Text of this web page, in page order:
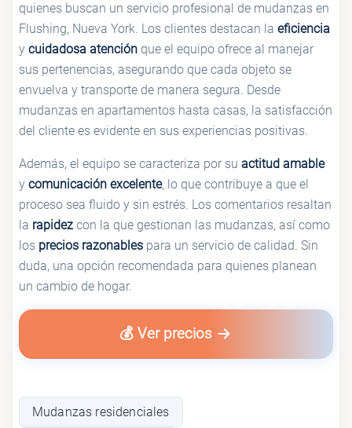
quienes buscan un servicio profesional de mudanzas en
Flushing, Nueva York. Los clientes destacan la eficiencia
y cuidadosa atención que el equipo ofrece al manejar
sus pertenencias, asegurando que cada objeto se
envuelva y transporte de manera segura. Desde
mudanzas en apartamentos hasta casas, la satisfacción
del cliente es evidente en sus experiencias positivas.
Además, el equipo se caracteriza por su actitud amable
y comunicación excelente, lo que contribuye a que el
proceso sea fluido y sin estrés. Los comentarios resaltan
la rapidez con la que gestionan las mudanzas, así como
los precios razonables para un servicio de calidad. Sin
duda, una opción recomendada para quienes planean
un cambio de hogar.
💰 Ver precios
Mudanzas residenciales